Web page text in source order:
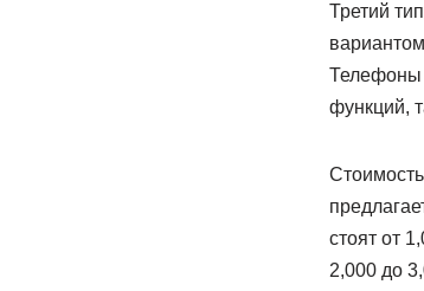
Третий
Телефоны
функций,
стоят от
2,000 до